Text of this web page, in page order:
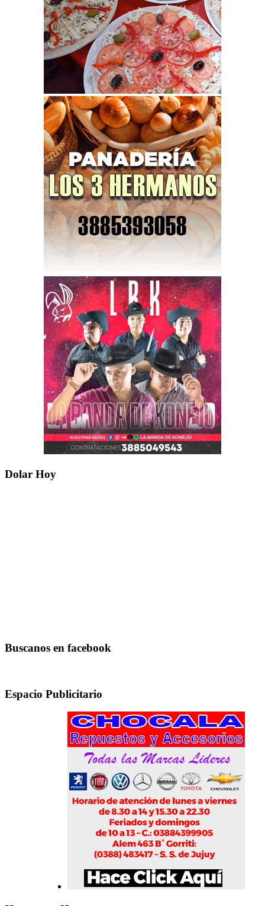
Dolar Hoy
Buscanos en facebook
Espacio Publicitario